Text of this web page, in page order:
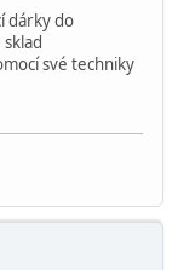
dárky do
své techniky